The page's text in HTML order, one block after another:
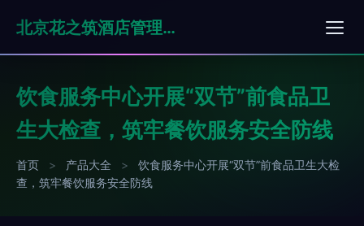
北京花之筑酒店管理有限公司
饮食服务中心开展“双节”前食品卫
生大检查，筑牢餐饮服务安全防线
首页 > 产品大全 >
饮食服务中心开展“双节”前食品卫生大检
查，筑牢餐饮服务安全防线